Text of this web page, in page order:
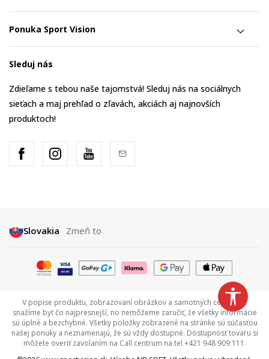
Ponuka Sport Vision
Sleduj nás
Zdieľame s tebou naše tajomstvá! Sleduj nás na sociálnych
sieťach a maj prehľad o zľavách, akciách aj najnovších
produktoch!
Slovakia Zmeň to
V popise produktu, zobrazovaní obrázkov a samotných cenách sa
snažíme byť čo najpresnejší, no nemôžeme zaručiť, že všetky informácie
sú úplné a bezchybné. Všetky položky zobrazené na stránke sú súčasťou
našej ponuky a neznamenajú, že sú vždy dostupné. Dostupnosť tovaru si
môžete overiť zavolaním na Call centrum na tel +421 948 909 111.